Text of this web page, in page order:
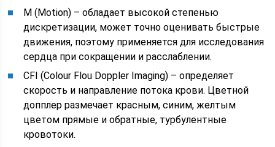
M (Motion) – обладает высокой степенью
дискретизации, может точно оценивать быстрые
движения, поэтому применяется для исследования
сердца при сокращении и расслаблении.
CFI (Colour Flou Doppler Imaging) – определяет
скорость и направление потока крови. Цветной
допплер размечает красным, синим, желтым
цветом прямые и обратные, турбулентные
кровотоки.